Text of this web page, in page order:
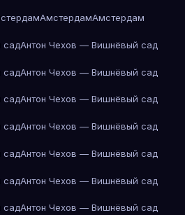
АмстердамАмстердам
садАнтон Чехов — Вишнёвый сад
садАнтон Чехов — Вишнёвый сад
садАнтон Чехов — Вишнёвый сад
садАнтон Чехов — Вишнёвый сад
садАнтон Чехов — Вишнёвый сад
садАнтон Чехов — Вишнёвый сад
садАнтон Чехов — Вишнёвый сад